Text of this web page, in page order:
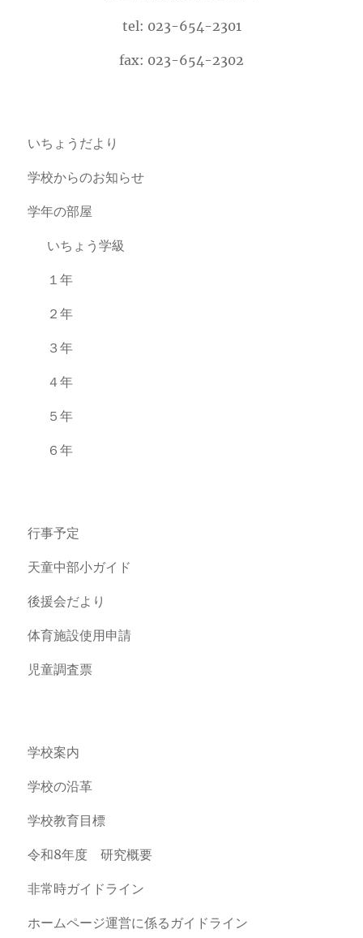
tel: 023-654-2301
fax: 023-654-2302
いちょうだより
学校からのお知らせ
学年の部屋
いちょう学級
１年
２年
３年
４年
５年
６年
行事予定
天童中部小ガイド
後援会だより
体育施設使用申請
児童調査票
学校案内
学校の沿革
学校教育目標
令和8年度 研究概要
非常時ガイドライン
ホームページ運営に係るガイドライン